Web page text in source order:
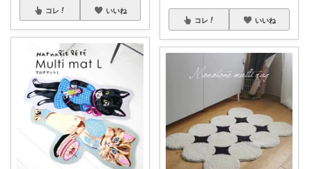
コレ いいね
コレ いいね